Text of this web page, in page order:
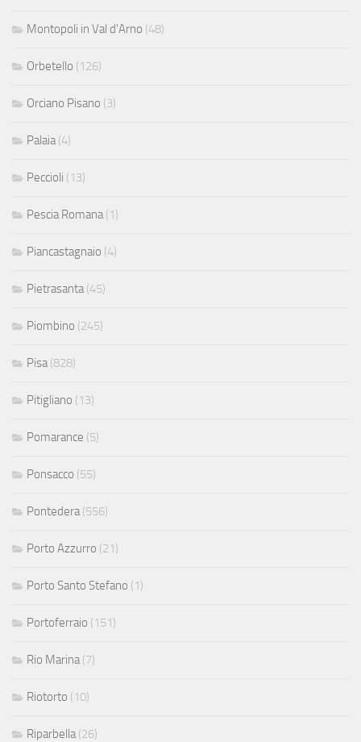
Montopoli in Val d'Arno (48)
Orbetello (126)
Orciano Pisano (3)
Palaia (4)
Peccioli (13)
Pescia Romana (1)
Piancastagnaio (4)
Pietrasanta (45)
Piombino (245)
Pisa (828)
Pitigliano (13)
Pomarance (5)
Ponsacco (55)
Pontedera (556)
Porto Azzurro (21)
Porto Santo Stefano (1)
Portoferraio (151)
Rio Marina (7)
Riotorto (10)
Riparbella (26)